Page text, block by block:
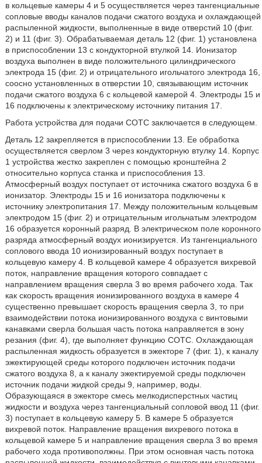
в кольцевые камеры 4 и 5 осуществляется через тангенциальные
сопловые вводы каналов подачи сжатого воздуха и охлаждающей
распыленной жидкости, выполненные в виде отверстий 10 (фиг.
2) и 11 (фиг. 3). Обрабатываемая деталь 12 (фиг. 1) установлена
в приспособлении 13 с кондукторной втулкой 14. Ионизатор
воздуха выполнен в виде положительного цилиндрического
электрода 15 (фиг. 2) и отрицательного игольчатого электрода 16,
соосно установленных в отверстии 10, связывающим источник
подачи сжатого воздуха 6 с кольцевой камерой 4. Электроды 15 и
16 подключены к электрическому источнику питания 17.
Работа устройства для подачи СОТС заключается в следующем.
Деталь 12 закрепляется в приспособлении 13. Ее обработка
осуществляется сверлом 3 через кондукторную втулку 14. Корпус
1 устройства жестко закреплен с помощью кронштейна 2
относительно корпуса станка и приспособления 13.
Атмосферный воздух поступает от источника сжатого воздуха 6 в
ионизатор. Электроды 15 и 16 ионизатора подключены к
источнику электропитания 17. Между положительным кольцевым
электродом 15 (фиг. 2) и отрицательным игольчатым электродом
16 образуется коронный разряд. В электрическом поле коронного
разряда атмосферный воздух ионизируется. Из тангенциального
соплового ввода 10 ионизированный воздух поступает в
кольцевую камеру 4. В кольцевой камере 4 образуется вихревой
поток, направление вращения которого совпадает с
направлением вращения сверла 3 во время рабочего хода. Так
как скорость вращения ионизированного воздуха в камере 4
существенно превышает скорость вращения сверла 3, то при
взаимодействии потока ионизированного воздуха с винтовыми
канавками сверла большая часть потока направляется в зону
резания (фиг. 4), где выполняет функцию СОТС. Охлаждающая
распыленная жидкость образуется в эжекторе 7 (фиг. 1), к каналу
эжектирующей среды которого подключен источник подачи
сжатого воздуха 8, а к каналу эжектируемой среды подключен
источник подачи жидкой среды 9, например, воды.
Образующаяся в эжекторе смесь мелкодисперстных частиц
жидкости и воздуха через тангенциальный сопловой ввод 11 (фиг.
3) поступает в кольцевую камеру 5. В камере 5 образуется
вихревой поток. Направление вращения вихревого потока в
кольцевой камере 5 и направление вращения сверла 3 во время
рабочего хода противополжны. При этом основная часть потока